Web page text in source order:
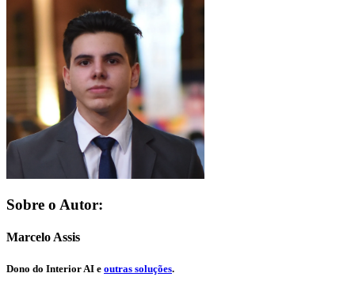
Sobre o Autor:
Marcelo Assis
Dono do Interior AI e outras soluções.